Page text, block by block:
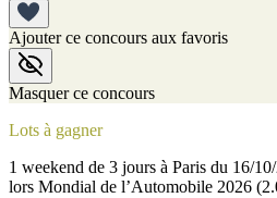
Ajouter ce concours aux favoris
Masquer ce concours
Lots à gagner
1 weekend de 3 jours à Paris du 16/
lors Mondial de l’Automobile 2026